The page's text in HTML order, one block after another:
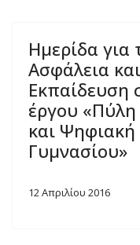
Ημερίδα
Ασφάλεια
Εκπαίδευση
έργου
και Ψηφιακή
Γυμνασίου»
12 Απριλίου 2016